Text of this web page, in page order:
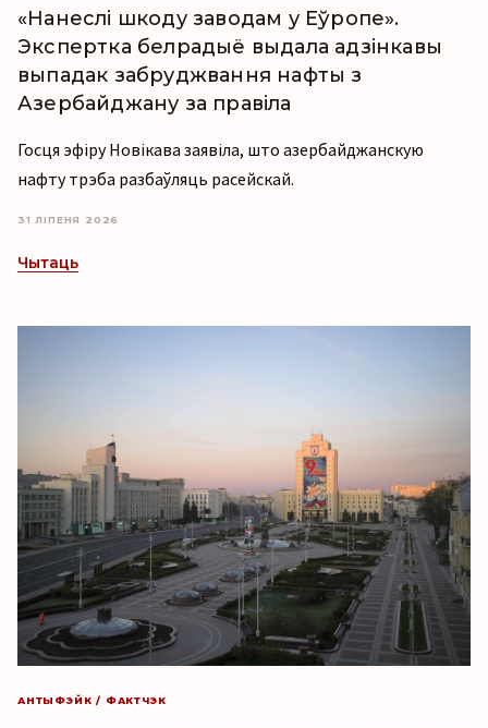
«Нанеслі шкоду заводам у Еўропе».
Экспертка белрадыё выдала адзінкавы
выпадак забруджвання нафты з
Азербайджану за правіла
Госця эфіру Новікава заявіла, што азербайджанскую
нафту трэба разбаўляць расейскай.
31 ЛІПЕНЯ 2026
Чытаць
АНТЫФЭЙК / ФАКТЧЭК